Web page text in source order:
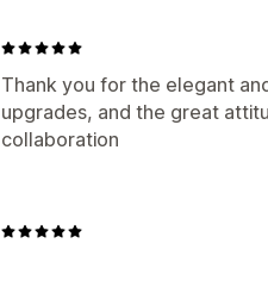
Thank you for the elegant
upgrades, and the great
collaboration